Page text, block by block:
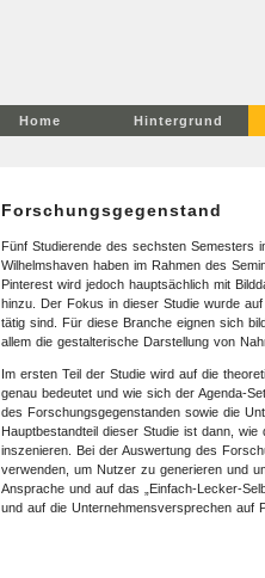
Home Hintergrund
Forschungsgegenstand
Fünf Studierende des sechsten Semesters
Wilhelmshaven haben im Rahmen des
Pinterest wird jedoch hauptsächlich mit
hinzu. Der Fokus in dieser Studie wurde
tätig sind. Für diese Branche eignen sich
allem die gestalterische Darstellung von
Im ersten Teil der Studie wird auf die
genau bedeutet und wie sich der Agenda-
des Forschungsgegenstanden sowie die
Hauptbestandteil dieser Studie ist dann,
inszenieren. Bei der Auswertung des
verwenden, um Nutzer zu generieren und
Ansprache und auf das „Einfach-Lecker-
und auf die Unternehmensversprechen auf